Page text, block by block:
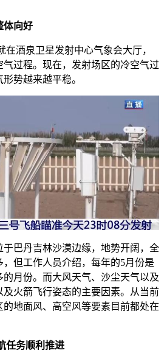
体向好
酒泉卫星发射中心气象会大厅，
气过程。现在，发射场区的冷空气过
势越来越平稳。
巴丹吉林沙漠边缘，地势开阔，全
但工作人员介绍，每年的5月份是
月份。而大风天气、沙尘天气以及
火箭飞行姿态的主要因素。从当前
地面风、高空风等要素目前都处在
任务顺利推进